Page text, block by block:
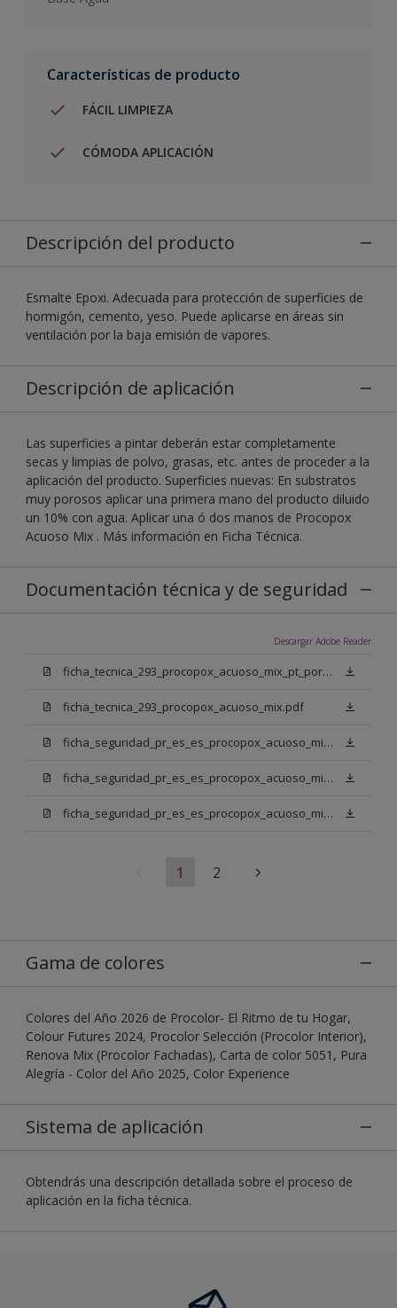
Características de producto
FÁCIL LIMPIEZA
CÓMODA APLICACIÓN
Descripción del producto
Esmalte Epoxi. Adecuada para protección de superficies de
hormigón, cemento, yeso. Puede aplicarse en áreas sin
ventilación por la baja emisión de vapores.
Descripción de aplicación
Las superficies a pintar deberán estar completamente
secas y limpias de polvo, grasas, etc. antes de proceder a la
aplicación del producto. Superficies nuevas: En substratos
muy porosos aplicar una primera mano del producto diluido
un 10% con agua. Aplicar una ó dos manos de Procopox
Acuoso Mix . Más información en Ficha Técnica.
Documentación técnica y de seguridad
Descargar Adobe Reader
ficha_tecnica_293_procopox_acuoso_mix_pt_portugal.pdf
ficha_tecnica_293_procopox_acuoso_mix.pdf
ficha_seguridad_pr_es_es_procopox_acuoso_mix_bb.pdf
ficha_seguridad_pr_es_es_procopox_acuoso_mix_bm.pdf
ficha_seguridad_pr_es_es_procopox_acuoso_mix_bn.pdf
1 2
Gama de colores
Colores del Año 2026 de Procolor- El Ritmo de tu Hogar,
Colour Futures 2024, Procolor Selección (Procolor Interior),
Renova Mix (Procolor Fachadas), Carta de color 5051, Pura
Alegría - Color del Año 2025, Color Experience
Sistema de aplicación
Obtendrás una descripción detallada sobre el proceso de
aplicación en la ficha técnica.